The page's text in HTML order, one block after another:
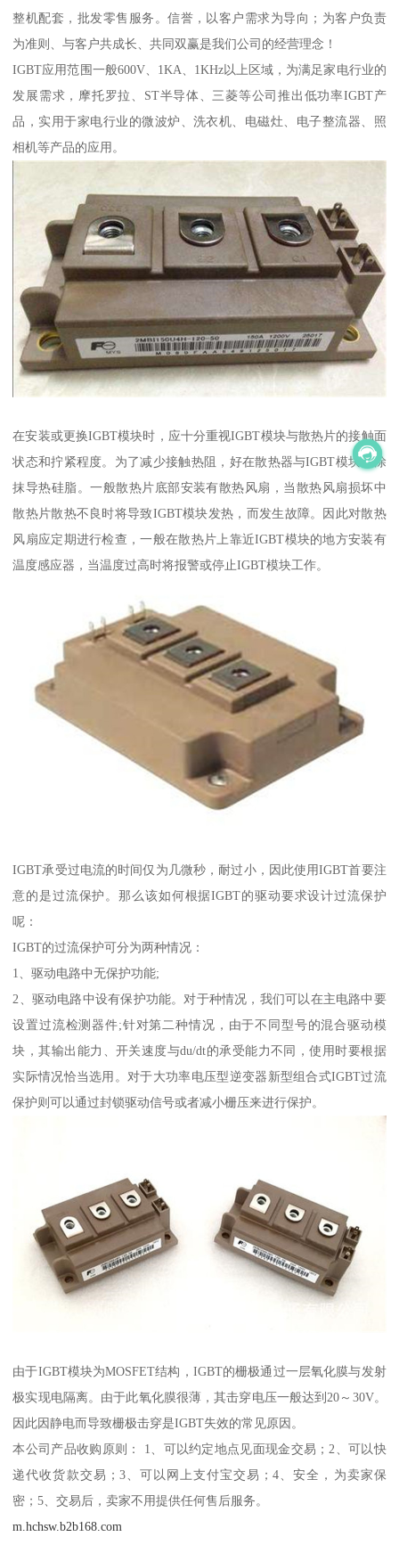
整机配套，批发零售服务。信誉，以客户需求为导向；为客户负责
为准则、与客户共成长、共同双赢是我们公司的经营理念！
IGBT应用范围一般600V、1KA、1KHz以上区域，为满足家电行业的
发展需求，摩托罗拉、ST半导体、三菱等公司推出低功率IGBT产
品，实用于家电行业的微波炉、洗衣机、电磁灶、电子整流器、照
相机等产品的应用。
在安装或更换IGBT模块时，应十分重视IGBT模块与散热片的接触面
状态和拧紧程度。为了减少接触热阻，好在散热器与IGBT模块间涂
抹导热硅脂。一般散热片底部安装有散热风扇，当散热风扇损坏中
散热片散热不良时将导致IGBT模块发热，而发生故障。因此对散热
风扇应定期进行检查，一般在散热片上靠近IGBT模块的地方安装有
温度感应器，当温度过高时将报警或停止IGBT模块工作。
IGBT承受过电流的时间仅为几微秒，耐过小，因此使用IGBT首要注
意的是过流保护。那么该如何根据IGBT的驱动要求设计过流保护
呢：
IGBT的过流保护可分为两种情况：
1、驱动电路中无保护功能;
2、驱动电路中设有保护功能。对于种情况，我们可以在主电路中要
设置过流检测器件;针对第二种情况，由于不同型号的混合驱动模
块，其输出能力、开关速度与du/dt的承受能力不同，使用时要根据
实际情况恰当选用。对于大功率电压型逆变器新型组合式IGBT过流
保护则可以通过封锁驱动信号或者减小栅压来进行保护。
由于IGBT模块为MOSFET结构，IGBT的栅极通过一层氧化膜与发射
极实现电隔离。由于此氧化膜很薄，其击穿电压一般达到20～30V。
因此因静电而导致栅极击穿是IGBT失效的常见原因。
本公司产品收购原则： 1、可以约定地点见面现金交易；2、可以快
递代收货款交易；3、可以网上支付宝交易；4、安全，为卖家保
密；5、交易后，卖家不用提供任何售后服务。
m.hchsw.b2b168.com